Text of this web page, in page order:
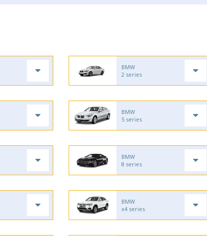
BMW
2 series
BMW
5 series
BMW
8 series
BMW
x4 series